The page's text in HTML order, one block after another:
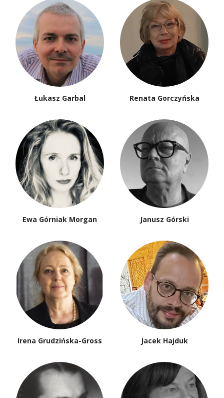
Łukasz Garbal Renata Gorczyńska
Ewa Górniak Morgan Janusz Górski
Irena Grudzińska-Gross Jacek Hajduk